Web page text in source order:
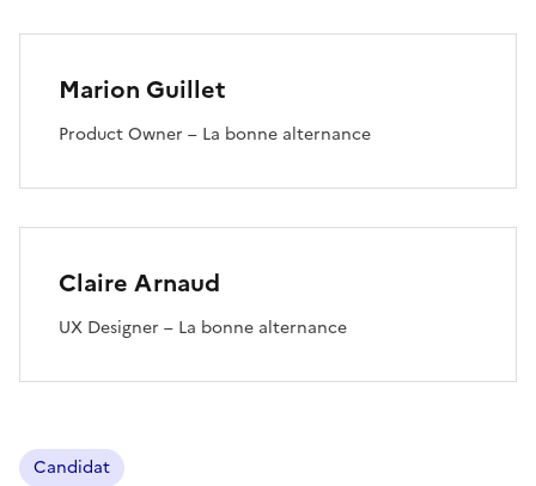
Marion Guillet
Product Owner – La bonne alternance
Claire Arnaud
UX Designer – La bonne alternance
Candidat